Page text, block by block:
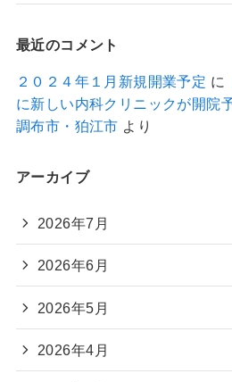
最近のコメント
２０２４年１月新規開業予定 に
に新しい内科クリニックが開院
調布市・狛江市 より
アーカイブ
2026年7月
2026年6月
2026年5月
2026年4月